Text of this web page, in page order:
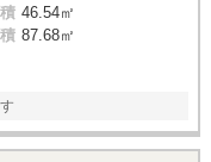
46.54㎡
87.68㎡